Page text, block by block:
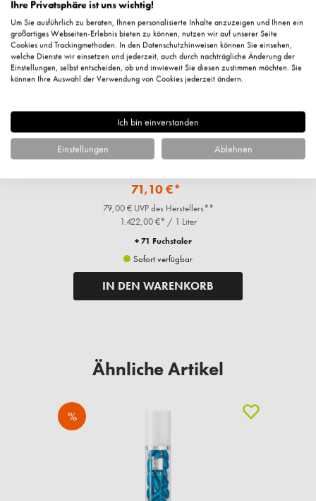
Timeless, Revitalizing Cream, 50ml
71,10 €*
79,00 € UVP des Herstellers**
1.422,00 €* / 1 Liter
+ 71 Fuchstaler
Sofort verfügbar
IN DEN WARENKORB
Ähnliche Artikel
%
Ihre Privatsphäre ist uns wichtig!
Um Sie ausführlich zu beraten, Ihnen personalisierte Inhalte anzuzeigen und Ihnen ein
großartiges Webseiten-Erlebnis bieten zu können, nutzen wir auf unserer Seite
Cookies und Trackingmethoden. In den Datenschutzhinweisen können Sie einsehen,
welche Dienste wir einsetzen und jederzeit, auch durch nachträgliche Änderung der
Einstellungen, selbst entscheiden, ob und inwieweit Sie diesen zustimmen möchten. Sie
können Ihre Auswahl der Verwendung von Cookies jederzeit ändern.
Ich bin einverstanden
Einstellungen Ablehnen